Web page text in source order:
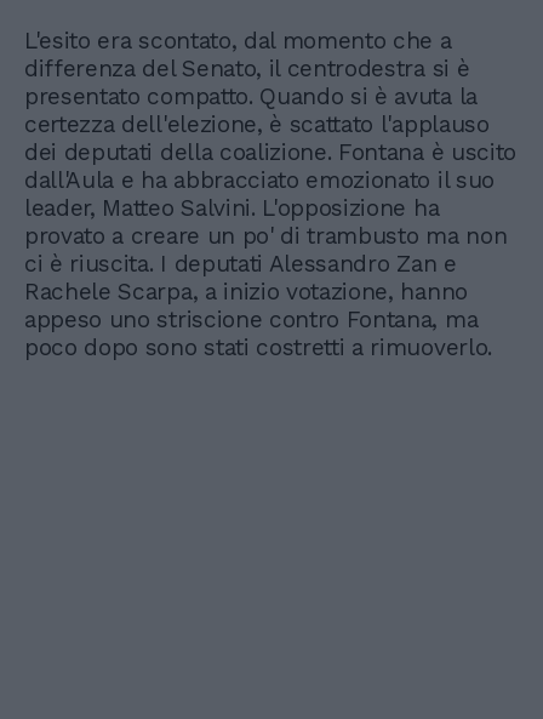
L'esito era scontato, dal momento che a
differenza del Senato, il centrodestra si è
presentato compatto. Quando si è avuta la
certezza dell'elezione, è scattato l'applauso
dei deputati della coalizione. Fontana è uscito
dall'Aula e ha abbracciato emozionato il suo
leader, Matteo Salvini. L'opposizione ha
provato a creare un po' di trambusto ma non
ci è riuscita. I deputati Alessandro Zan e
Rachele Scarpa, a inizio votazione, hanno
appeso uno striscione contro Fontana, ma
poco dopo sono stati costretti a rimuoverlo.